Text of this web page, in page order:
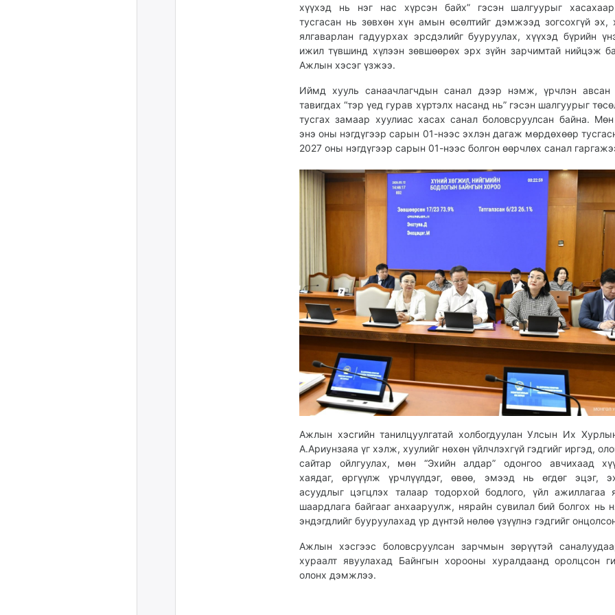
хүүхэд нь нэг нас хүрсэн байх” гэсэн шалгуурыг
тусгасан нь зөвхөн хүн амын өсөлтийг дэмжээд зогсохгүй эх,
ялгаварлан гадуурхах эрсдэлийг бууруулах, хүүхэд бүрийн
ижил түвшинд хүлээн зөвшөөрөх эрх зүйн зарчимтай нийцэж
Ажлын хэсэг үзжээ.
Иймд хууль санаачлагчдын санал дээр нэмж, үрчлэн авсан
тавигдах “тэр үед гурав хүртэлх насанд нь” гэсэн шалгуурыг
тусгах замаар хуулиас хасах санал боловсруулсан байна. Мөн
энэ оны нэгдүгээр сарын 01-нээс эхлэн дагаж мөрдөхөөр
2027 оны нэгдүгээр сарын 01-нээс болгон өөрчлөх санал
Ажлын хэсгийн танилцуулгатай холбогдуулан Улсын Их
А.Ариунзаяа үг хэлж, хуулийг нөхөн үйлчлэхгүй гэдгийг иргэд,
сайтар ойлгуулах, мөн “Эхийн алдар” одонгоо авчихаад
хаядаг, өргүүлж үрчлүүлдэг, өвөө, эмээд нь өгдөг эцэг,
асуудлыг цэгцлэх талаар тодорхой бодлого, үйл ажиллагаа
шаардлага байгааг анхааруулж, нярайн сувилал бий болгох нь
эндэгдлийг бууруулахад үр дүнтэй нөлөө үзүүлнэ гэдгийг
Ажлын хэсгээс боловсруулсан зарчмын зөрүүтэй
хураалт явуулахад Байнгын хорооны хуралдаанд оролцсон
олонх дэмжлээ.